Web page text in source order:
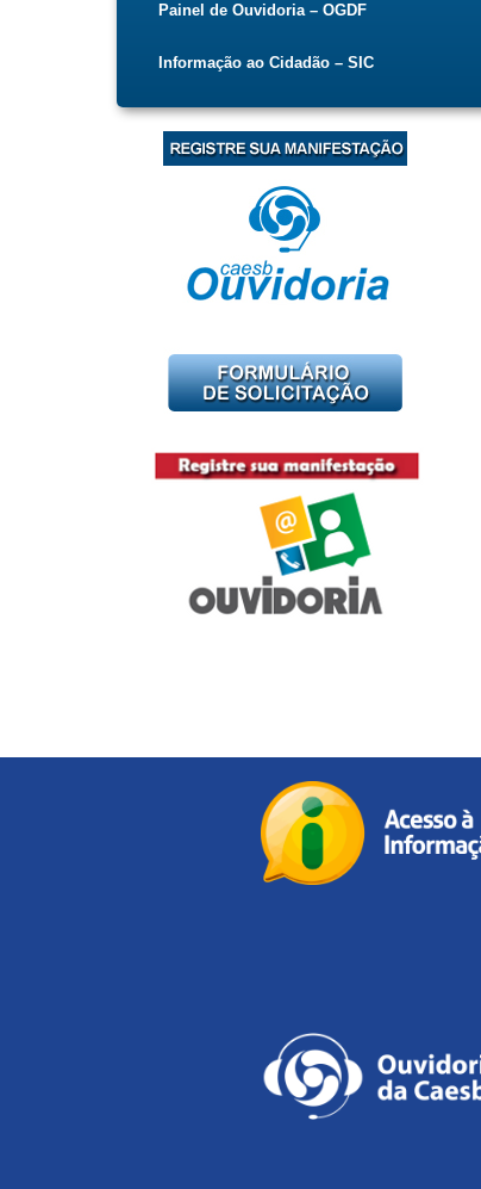
Painel de Ouvidoria – OGDF
Informação ao Cidadão – SIC